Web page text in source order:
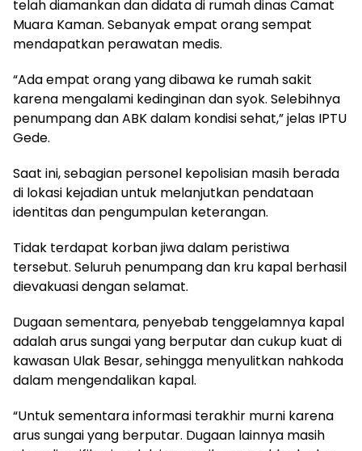
telah diamankan dan didata di rumah dinas Camat
Muara Kaman. Sebanyak empat orang sempat
mendapatkan perawatan medis.
“Ada empat orang yang dibawa ke rumah sakit
karena mengalami kedinginan dan syok. Selebihnya
penumpang dan ABK dalam kondisi sehat,” jelas IPTU
Gede.
Saat ini, sebagian personel kepolisian masih berada
di lokasi kejadian untuk melanjutkan pendataan
identitas dan pengumpulan keterangan.
Tidak terdapat korban jiwa dalam peristiwa
tersebut. Seluruh penumpang dan kru kapal berhasil
dievakuasi dengan selamat.
Dugaan sementara, penyebab tenggelamnya kapal
adalah arus sungai yang berputar dan cukup kuat di
kawasan Ulak Besar, sehingga menyulitkan nahkoda
dalam mengendalikan kapal.
“Untuk sementara informasi terakhir murni karena
arus sungai yang berputar. Dugaan lainnya masih